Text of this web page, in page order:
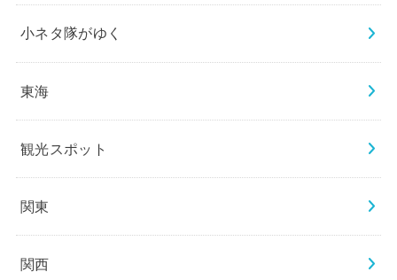
小ネタ隊がゆく
東海
観光スポット
関東
関西